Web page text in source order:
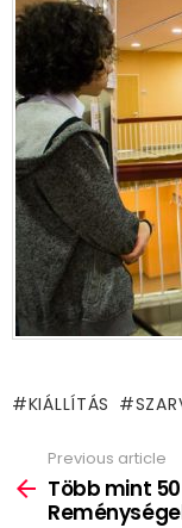
KIÁLLÍTÁS
more
Previous article
Több mint